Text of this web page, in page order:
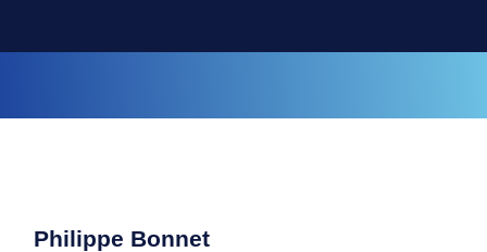
Philippe Bonnet